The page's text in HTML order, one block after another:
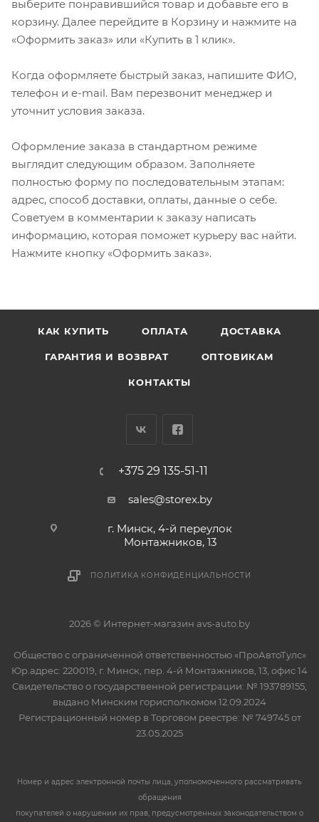
выберите понравившийся товар и добавьте его в
корзину. Далее перейдите в Корзину и нажмите на
«Оформить заказ» или «Купить в 1 клик».
Когда оформляете быстрый заказ, напишите ФИО,
телефон и e-mail. Вам перезвонит менеджер и
уточнит условия заказа.
Оформление заказа в стандартном режиме
выглядит следующим образом. Заполняете
полностью форму по последовательным этапам:
адрес, способ доставки, оплаты, данные о себе.
Советуем в комментарии к заказу написать
информацию, которая поможет курьеру вас найти.
Нажмите кнопку «Оформить заказ».
КАК КУПИТЬ ОПЛАТА ДОСТАВКА
ГАРАНТИЯ И ВОЗВРАТ ОПТОВИКАМ
КОНТАКТЫ
+375 29 135-51-11
sales@storex.by
г. Минск, 4-й переулок
Монтажников, 13
ПОЛИТИКА КОНФИДЕНЦИАЛЬНОСТИ
2026 © Интернет-магазин avs-auto.by
Общество с ограниченной ответственностью «ПроАвтоТулс»
Юр.адрес: 220019, г. Минск, пер. 4-й Монтажников, 13, офис 14
Свидетельство о государственной регистрации: № 193789155,
выдано Минским горисполкомом 12.09.2024
Регистрационный номер в Торговом реестре: № 749745 от
23.05.2025
Номер и адрес электронной почты лица, уполномоченного рассматривать
обращения
покупателей о нарушении их прав, предусмотренных законодательством о